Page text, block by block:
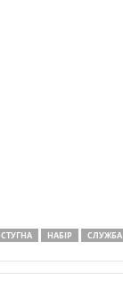
СТУГНА НАБІР СЛУЖБА